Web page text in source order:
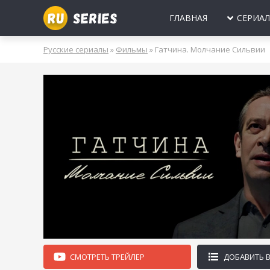
ГЛАВНАЯ
2025 2024 2023 2022 2021 2020
НОВОГОДНИЕ
ПРО ВРАЧЕЙ
ПРО ДЕРЕВНЮ
ПРО
ЛЮБОВНЫЕ
Русские сериалы » Фильмы » Гатчина. Молчание Сильвии
СМОТРЕТЬ ТРЕЙЛЕР ДОБАВИТЬ